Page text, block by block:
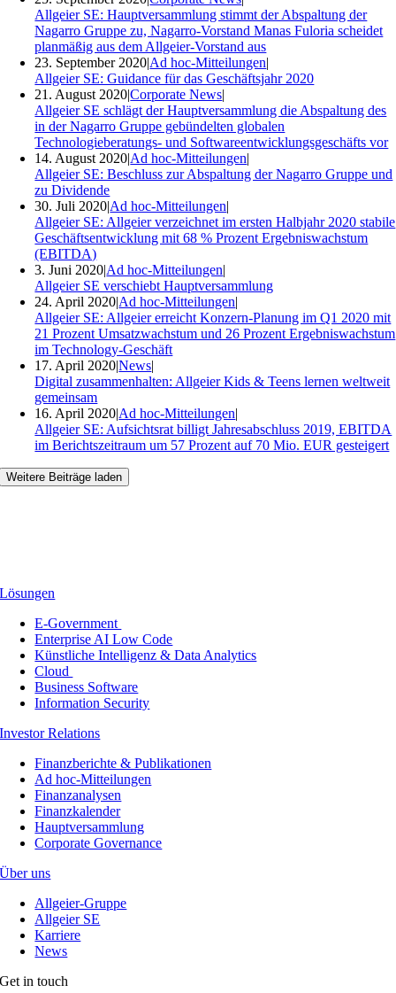
Allgeier SE: Hauptversammlung stimmt der Abspaltung der
Nagarro Gruppe zu, Nagarro-Vorstand Manas Fuloria scheidet
planmäßig aus dem Allgeier-Vorstand aus
23. September 2020|Ad hoc-Mitteilungen|
Allgeier SE: Guidance für das Geschäftsjahr 2020
21. August 2020|Corporate News|
Allgeier SE schlägt der Hauptversammlung die Abspaltung des
in der Nagarro Gruppe gebündelten globalen
Technologieberatungs- und Softwareentwicklungsgeschäfts vor
14. August 2020|Ad hoc-Mitteilungen|
Allgeier SE: Beschluss zur Abspaltung der Nagarro Gruppe und
zu Dividende
30. Juli 2020|Ad hoc-Mitteilungen|
Allgeier SE: Allgeier verzeichnet im ersten Halbjahr 2020 stabile
Geschäftsentwicklung mit 68 % Prozent Ergebniswachstum
(EBITDA)
3. Juni 2020|Ad hoc-Mitteilungen|
Allgeier SE verschiebt Hauptversammlung
24. April 2020|Ad hoc-Mitteilungen|
Allgeier SE: Allgeier erreicht Konzern-Planung im Q1 2020 mit
21 Prozent Umsatzwachstum und 26 Prozent Ergebniswachstum
im Technology-Geschäft
17. April 2020|News|
Digital zusammenhalten: Allgeier Kids & Teens lernen weltweit
gemeinsam
16. April 2020|Ad hoc-Mitteilungen|
Allgeier SE: Aufsichtsrat billigt Jahresabschluss 2019, EBITDA
im Berichtszeitraum um 57 Prozent auf 70 Mio. EUR gesteigert
Weitere Beiträge laden
Lösungen
E-Government
Enterprise AI Low Code
Künstliche Intelligenz & Data Analytics
Cloud
Business Software
Information Security
Investor Relations
Finanzberichte & Publikationen
Ad hoc-Mitteilungen
Finanzanalysen
Finanzkalender
Hauptversammlung
Corporate Governance
Über uns
Allgeier-Gruppe
Allgeier SE
Karriere
News
Get in touch